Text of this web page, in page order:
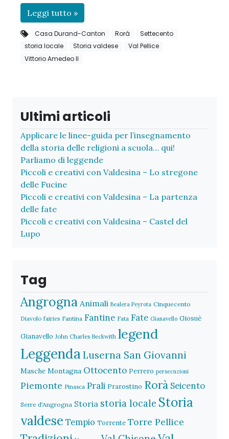
Leggi tutto »
Casa Durand-Canton Rorà
Settecento
storia locale
Storia valdese
Val Pellice
Vittorio Amedeo II
Ultimi articoli
Applicare le linee-guida per l’insegnamento
della storia delle religioni a scuola… qui!
Parliamo di leggende
Piccoli e creativi con Valdesina – Lo stregone
delle Fucine
Piccoli e creativi con Valdesina – La partenza
delle fate
Piccoli e creativi con Valdesina – Castel del
Lupo
Tag
Angrogna Animali Bealera Peyrota Cinquecento
Diavolo fairies Fantina Fantine Fata Fate Gianavello Giosuè
Gianavello John Charles Beckwith legend
Leggenda Luserna San Giovanni
Masche Montagna Ottocento Perrero persecuzioni
Piemonte Pinasca Prali Prarostino Rorà Seicento
Serre d'Angrogna Storia storia locale Storia
valdese Tempio Torrente Torre Pellice